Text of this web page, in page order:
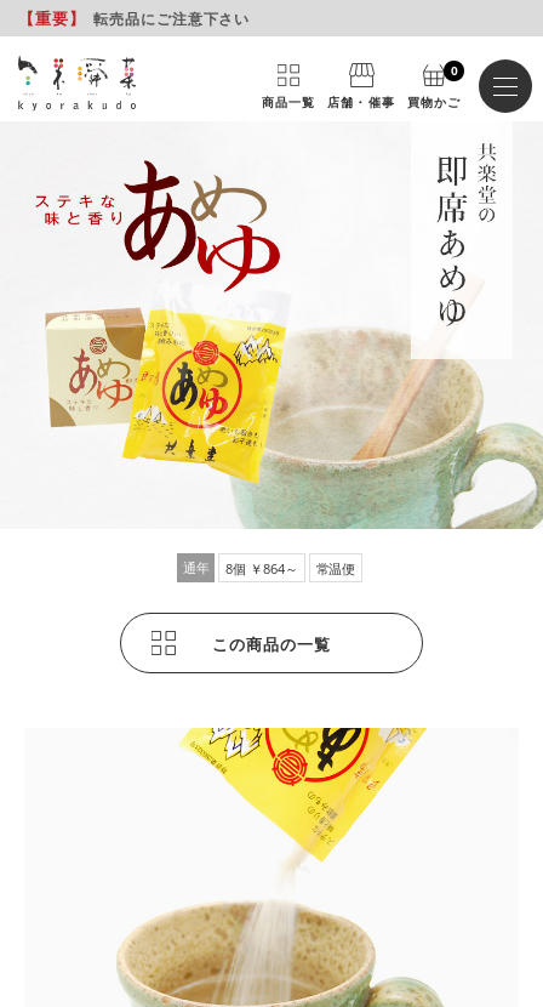
【重要】 転売品にご注意下さい
商品一覧 店舗・催事 買物かご
0
通年 8個 ￥864～ 常温便
この商品の一覧